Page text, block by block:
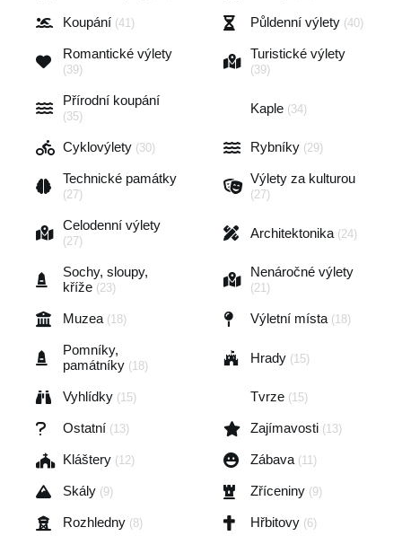
Koupání (41) Půldenní výlety (40)
Romantické výlety
(39)
Turistické výlety
(39)
Přírodní koupání
(35)
Kaple (34)
Cyklovýlety (30) Rybníky (29)
Technické památky
(27)
Výlety za kulturou
(27)
Celodenní výlety
(27)
Architektonika (24)
Sochy, sloupy,
kříže (23)
Nenáročné výlety
(21)
Muzea (18) Výletní místa (18)
Pomníky,
památníky (18)
Hrady (15)
Vyhlídky (15) Tvrze (15)
Ostatní (13) Zajímavosti (13)
Kláštery (12) Zábava (11)
Skály (9) Zříceniny (9)
Rozhledny (8) Hřbitovy (6)